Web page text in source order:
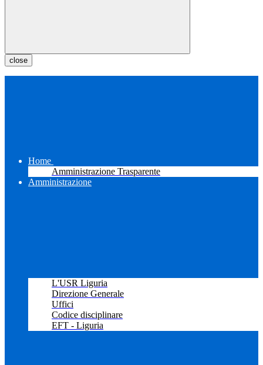
close
Home
Amministrazione Trasparente
Amministrazione
L'USR Liguria
Direzione Generale
Uffici
Codice disciplinare
EFT - Liguria